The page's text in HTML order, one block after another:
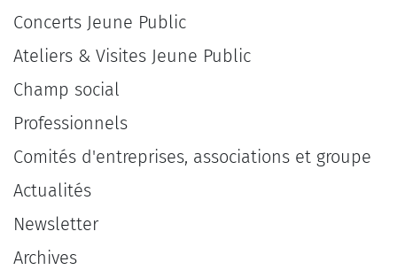
Concerts Jeune Public
Ateliers & Visites Jeune Public
Champ social
Professionnels
Comités d'entreprises, associations et groupe
Actualités
Newsletter
Archives